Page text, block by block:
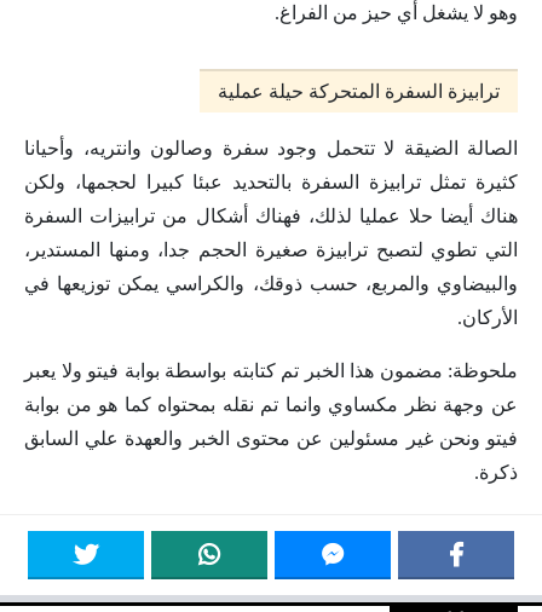
وهو لا يشغل أي حيز من الفراغ.
ترابيزة السفرة المتحركة حيلة عملية
الصالة الضيقة لا تتحمل وجود سفرة وصالون وانتريه، وأحيانا
كثيرة تمثل ترابيزة السفرة بالتحديد عبئا كبيرا لحجمها، ولكن
هناك أيضا حلا عمليا لذلك، فهناك أشكال من ترابيزات السفرة
التي تطوي لتصبح ترابيزة صغيرة الحجم جدا، ومنها المستدير،
والبيضاوي والمربع، حسب ذوقك، والكراسي يمكن توزيعها في
الأركان.
ملحوظة: مضمون هذا الخبر تم كتابته بواسطة بوابة فيتو ولا يعبر
عن وجهة نظر مكساوي وانما تم نقله بمحتواه كما هو من بوابة
فيتو ونحن غير مسئولين عن محتوى الخبر والعهدة علي السابق
ذكرة.